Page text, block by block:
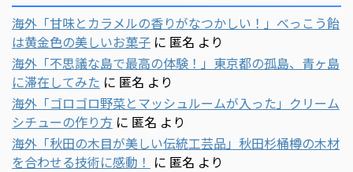
海外「甘味とカラメルの香りがなつかしい！」べっこう飴
は黄金色の美しいお菓子 に 匿名 より
海外「不思議な島で最高の体験！」東京都の孤島、青ヶ島
に滞在してみた に 匿名 より
海外「ゴロゴロ野菜とマッシュルームが入った」クリーム
シチューの作り方 に 匿名 より
海外「秋田の木目が美しい伝統工芸品」秋田杉桶樽の木材
を合わせる技術に感動！ に 匿名 より